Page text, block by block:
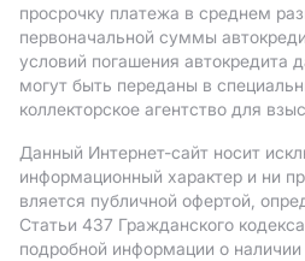
просрочку платежа в среднем
первоначальной суммы
условий погашения автокредита
могут быть переданы в
коллекторское агентство для
Данный Интернет-сайт носит
информационный характер и ни
вляется публичной офертой,
Статьи 437 Гражданского
подробной информации о